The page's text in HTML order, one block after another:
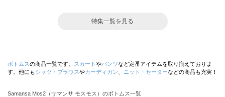
特集一覧を見る
ボトムスの商品一覧です。 スカート やパンツなど定番アイテムを取り揃えておりま
す。他にもシャツ・ブラウスやカーディガン ニット・セーターなどの商品も充実！
Samansa Mos2（サマンサ モスモス）のボトムス一覧